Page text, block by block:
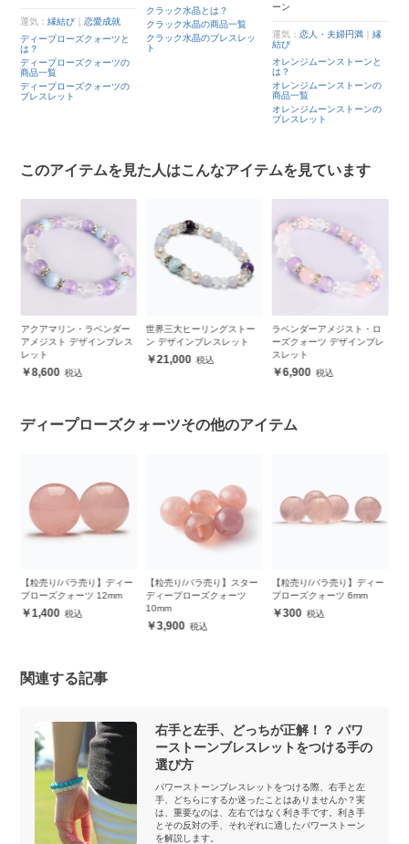
運気：縁結び ｜恋愛成就
ディープローズクォーツと
は？
ディープローズクォーツの
商品一覧
ディープローズクォーツの
ブレスレット
クラック水晶とは？
クラック水晶の商品一覧
クラック水晶のブレスレッ
ト
ーン
運気： 恋人・夫婦円満｜ 縁
結び
オレンジムーンストーンと
は？
オレンジムーンストーンの
商品一覧
オレンジムーンストーンの
ブレスレット
このアイテムを見た人はこんなアイテムを見ています
アクアマリン・ラベンダー
アメジスト デザインブレス
レット
8,600
世界三大ヒーリングストー
ン デザインブレスレット
21,000
ラベンダーアメジスト・ロ
ーズクォーツ デザインブレ
スレット
6,900
ディープローズクォーツその他のアイテム
【粒売り/バラ売り】ディー
プローズクォーツ 12mm
1,400
【粒売り/バラ売り】スター
ディープローズクォーツ
10mm
3,900
【粒売り/バラ売り】ディー
プローズクォーツ 6mm
300
関連する記事
右手と左手、どっちが正解！？ パワ
ーストーンブレスレットをつける手の
選び方
パワーストーンブレスレットをつける際、右手と左
手、どちらにするか迷ったことはありませんか？実
は、重要なのは、左右ではなく利き手です。利き手
とその反対の手、それぞれに適したパワーストーン
を解説します。